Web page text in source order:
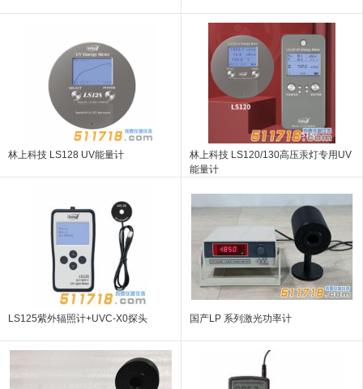
林上科技 LS128 UV能量计
林上科技 LS120/130高压汞灯专用UV
能量计
LS125紫外辐照计+UVC-X0探头 国产LP 系列激光功率计